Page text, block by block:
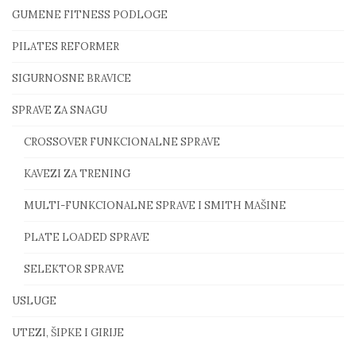
GUMENE FITNESS PODLOGE
PILATES REFORMER
SIGURNOSNE BRAVICE
SPRAVE ZA SNAGU
CROSSOVER FUNKCIONALNE SPRAVE
KAVEZI ZA TRENING
MULTI-FUNKCIONALNE SPRAVE I SMITH MAŠINE
PLATE LOADED SPRAVE
SELEKTOR SPRAVE
USLUGE
UTEZI, ŠIPKE I GIRIJE